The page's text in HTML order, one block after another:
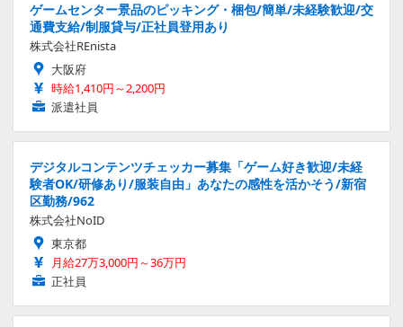
ゲームセンター景品のピッキング・梱包/簡単/未経験歓迎/交
通費支給/制服貸与/正社員登用あり
株式会社REnista
大阪府
時給1,410円～2,200円
派遣社員
デジタルコンテンツチェッカー募集「ゲーム好き歓迎/未経
験者OK/研修あり/服装自由」あなたの感性を活かそう/新宿
区勤務/962
株式会社NoID
東京都
月給27万3,000円～36万円
正社員